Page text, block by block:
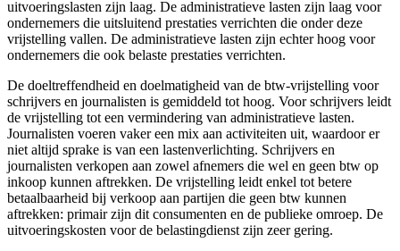
uitvoeringslasten zijn laag. De administratieve lasten zijn laag voor
ondernemers die uitsluitend prestaties verrichten die onder deze
vrijstelling vallen. De administratieve lasten zijn echter hoog voor
ondernemers die ook belaste prestaties verrichten.
De doeltreffendheid en doelmatigheid van de btw-vrijstelling voor
schrijvers en journalisten is gemiddeld tot hoog. Voor schrijvers leidt
de vrijstelling tot een vermindering van administratieve lasten.
Journalisten voeren vaker een mix aan activiteiten uit, waardoor er
niet altijd sprake is van een lastenverlichting. Schrijvers en
journalisten verkopen aan zowel afnemers die wel en geen btw op
inkoop kunnen aftrekken. De vrijstelling leidt enkel tot betere
betaalbaarheid bij verkoop aan partijen die geen btw kunnen
aftrekken: primair zijn dit consumenten en de publieke omroep. De
uitvoeringskosten voor de belastingdienst zijn zeer gering.